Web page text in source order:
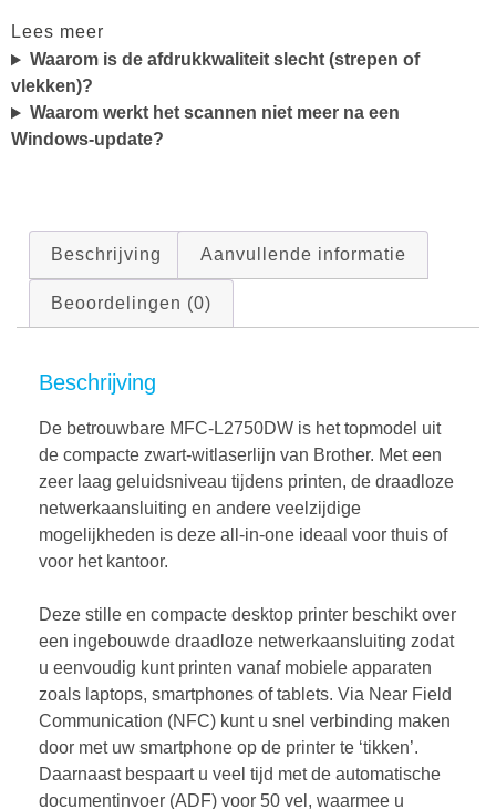
Lees meer
Waarom is de afdrukkwaliteit slecht (strepen of
vlekken)?
Waarom werkt het scannen niet meer na een
Windows-update?
Beschrijving Aanvullende informatie
Beoordelingen (0)
Beschrijving
De betrouwbare MFC-L2750DW is het topmodel uit
de compacte zwart-witlaserlijn van Brother. Met een
zeer laag geluidsniveau tijdens printen, de draadloze
netwerkaansluiting en andere veelzijdige
mogelijkheden is deze all-in-one ideaal voor thuis of
voor het kantoor.
Deze stille en compacte desktop printer beschikt over
een ingebouwde draadloze netwerkaansluiting zodat
u eenvoudig kunt printen vanaf mobiele apparaten
zoals laptops, smartphones of tablets. Via Near Field
Communication (NFC) kunt u snel verbinding maken
door met uw smartphone op de printer te ‘tikken’.
Daarnaast bespaart u veel tijd met de automatische
documentinvoer (ADF) voor 50 vel, waarmee u